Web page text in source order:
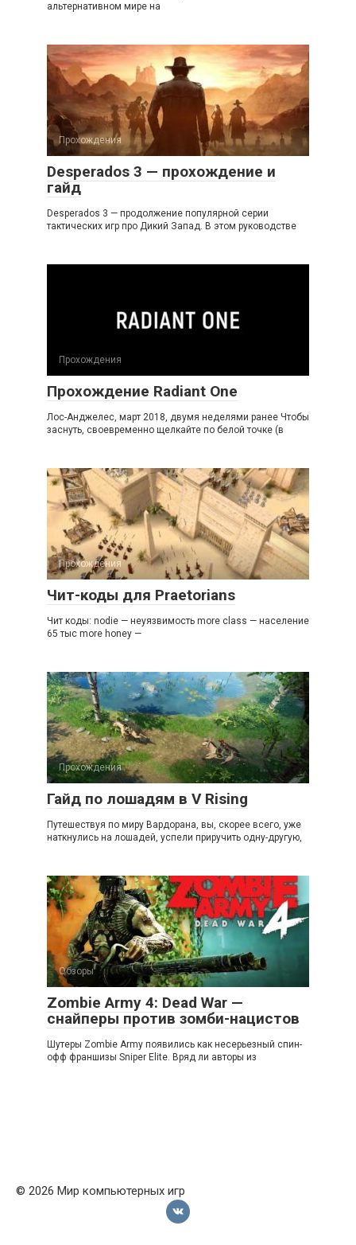
альтернативном мире на
Прохождения
Desperados 3 — прохождение и
гайд
Desperados 3 — продолжение популярной серии
тактических игр про Дикий Запад. В этом руководстве
Прохождения
Прохождение Radiant One
Лос-Анджелес, март 2018, двумя неделями ранее Чтобы
заснуть, своевременно щелкайте по белой точке (в
Прохождения
Чит-коды для Praetorians
Чит коды: nodie — неуязвимость more class — население
65 тыс more honey —
Прохождения
Гайд по лошадям в V Rising
Путешествуя по миру Вардорана, вы, скорее всего, уже
наткнулись на лошадей, успели приручить одну-другую,
Обзоры
Zombie Army 4: Dead War —
снайперы против зомби-нацистов
Шутеры Zombie Army появились как несерьезный спин-
офф франшизы Sniper Elite. Вряд ли авторы из
© 2026 Мир компьютерных игр